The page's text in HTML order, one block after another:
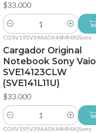
$33.000
Cantidad
COSV195V39A65X44MMX|Sony
Cargador Original
Notebook Sony Vaio
SVE14123CLW
(SVE141L11U)
$33.000
Cantidad
COSV195V39A65X44MMX |Sony